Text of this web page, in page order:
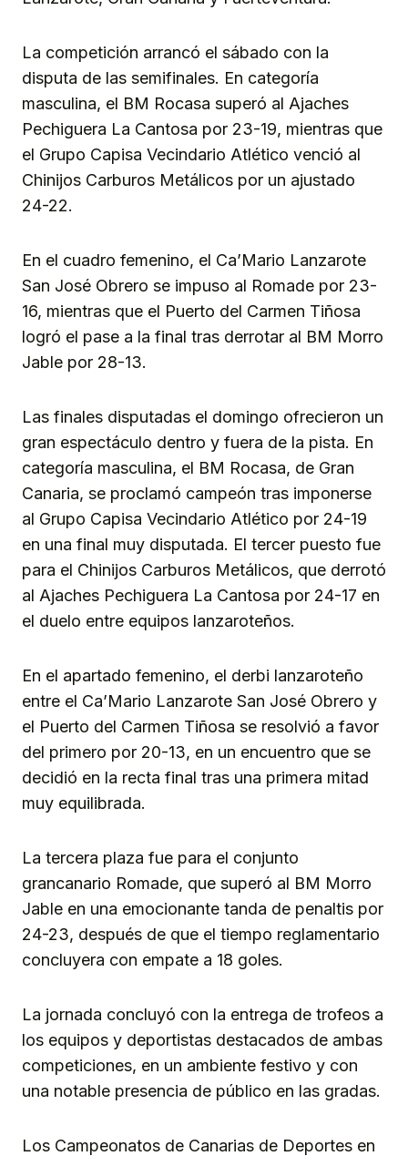
La competición arrancó el sábado con la
disputa de las semifinales. En categoría
masculina, el BM Rocasa superó al Ajaches
Pechiguera La Cantosa por 23-19, mientras que
el Grupo Capisa Vecindario Atlético venció al
Chinijos Carburos Metálicos por un ajustado
24-22.
En el cuadro femenino, el Ca’Mario Lanzarote
San José Obrero se impuso al Romade por 23-
16, mientras que el Puerto del Carmen Tiñosa
logró el pase a la final tras derrotar al BM Morro
Jable por 28-13.
Las finales disputadas el domingo ofrecieron un
gran espectáculo dentro y fuera de la pista. En
categoría masculina, el BM Rocasa, de Gran
Canaria, se proclamó campeón tras imponerse
al Grupo Capisa Vecindario Atlético por 24-19
en una final muy disputada. El tercer puesto fue
para el Chinijos Carburos Metálicos, que derrotó
al Ajaches Pechiguera La Cantosa por 24-17 en
el duelo entre equipos lanzaroteños.
En el apartado femenino, el derbi lanzaroteño
entre el Ca’Mario Lanzarote San José Obrero y
el Puerto del Carmen Tiñosa se resolvió a favor
del primero por 20-13, en un encuentro que se
decidió en la recta final tras una primera mitad
muy equilibrada.
La tercera plaza fue para el conjunto
grancanario Romade, que superó al BM Morro
Jable en una emocionante tanda de penaltis por
24-23, después de que el tiempo reglamentario
concluyera con empate a 18 goles.
La jornada concluyó con la entrega de trofeos a
los equipos y deportistas destacados de ambas
competiciones, en un ambiente festivo y con
una notable presencia de público en las gradas.
Los Campeonatos de Canarias de Deportes en